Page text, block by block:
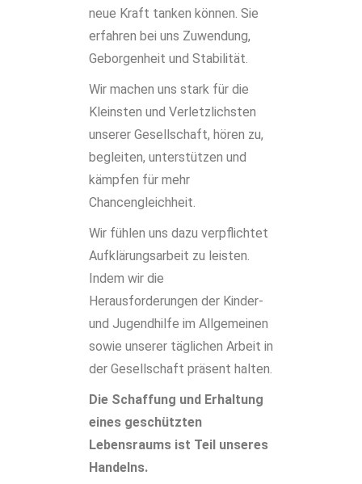
neue Kraft tanken können. Sie
erfahren bei uns Zuwendung,
Geborgenheit und Stabilität.
Wir machen uns stark für die
Kleinsten und Verletzlichsten
unserer Gesellschaft, hören zu,
begleiten, unterstützen und
kämpfen für mehr
Chancengleichheit.
Wir fühlen uns dazu verpflichtet
Aufklärungsarbeit zu leisten.
Indem wir die
Herausforderungen der Kinder-
und Jugendhilfe im Allgemeinen
sowie unserer täglichen Arbeit in
der Gesellschaft präsent halten.
Die Schaffung und Erhaltung
eines geschützten
Lebensraums ist Teil unseres
Handelns.